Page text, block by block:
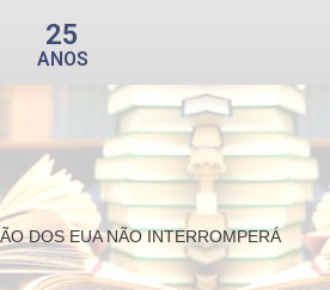
25
ANOS
DOS EUA NÃO INTERROMPERÁ